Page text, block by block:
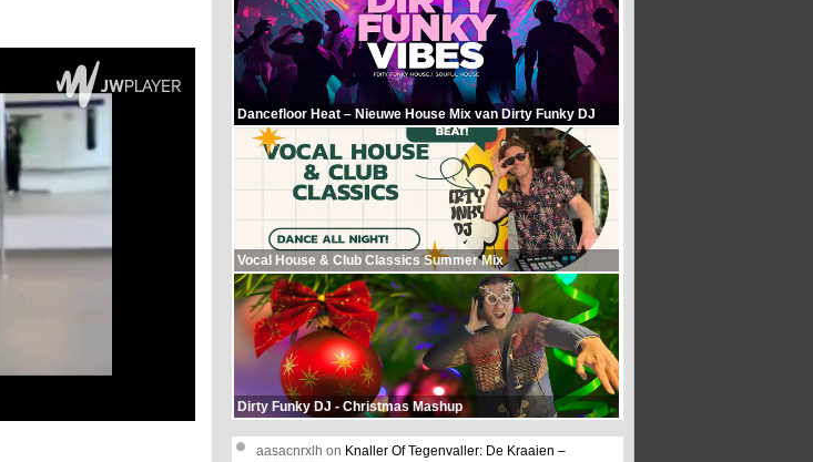
Dancefloor Heat – Nieuwe House Mix van Dirty Funky DJ
Vocal House & Club Classics Summer Mix
Dirty Funky DJ - Christmas Mashup
aasacnrxlh on Knaller Of Tegenvaller: De Kraaien –